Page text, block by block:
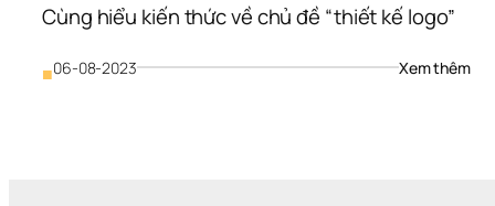
Cùng hiểu kiến thức về chủ đề “thiết kế logo”
■06-08-2023 Xem thêm: